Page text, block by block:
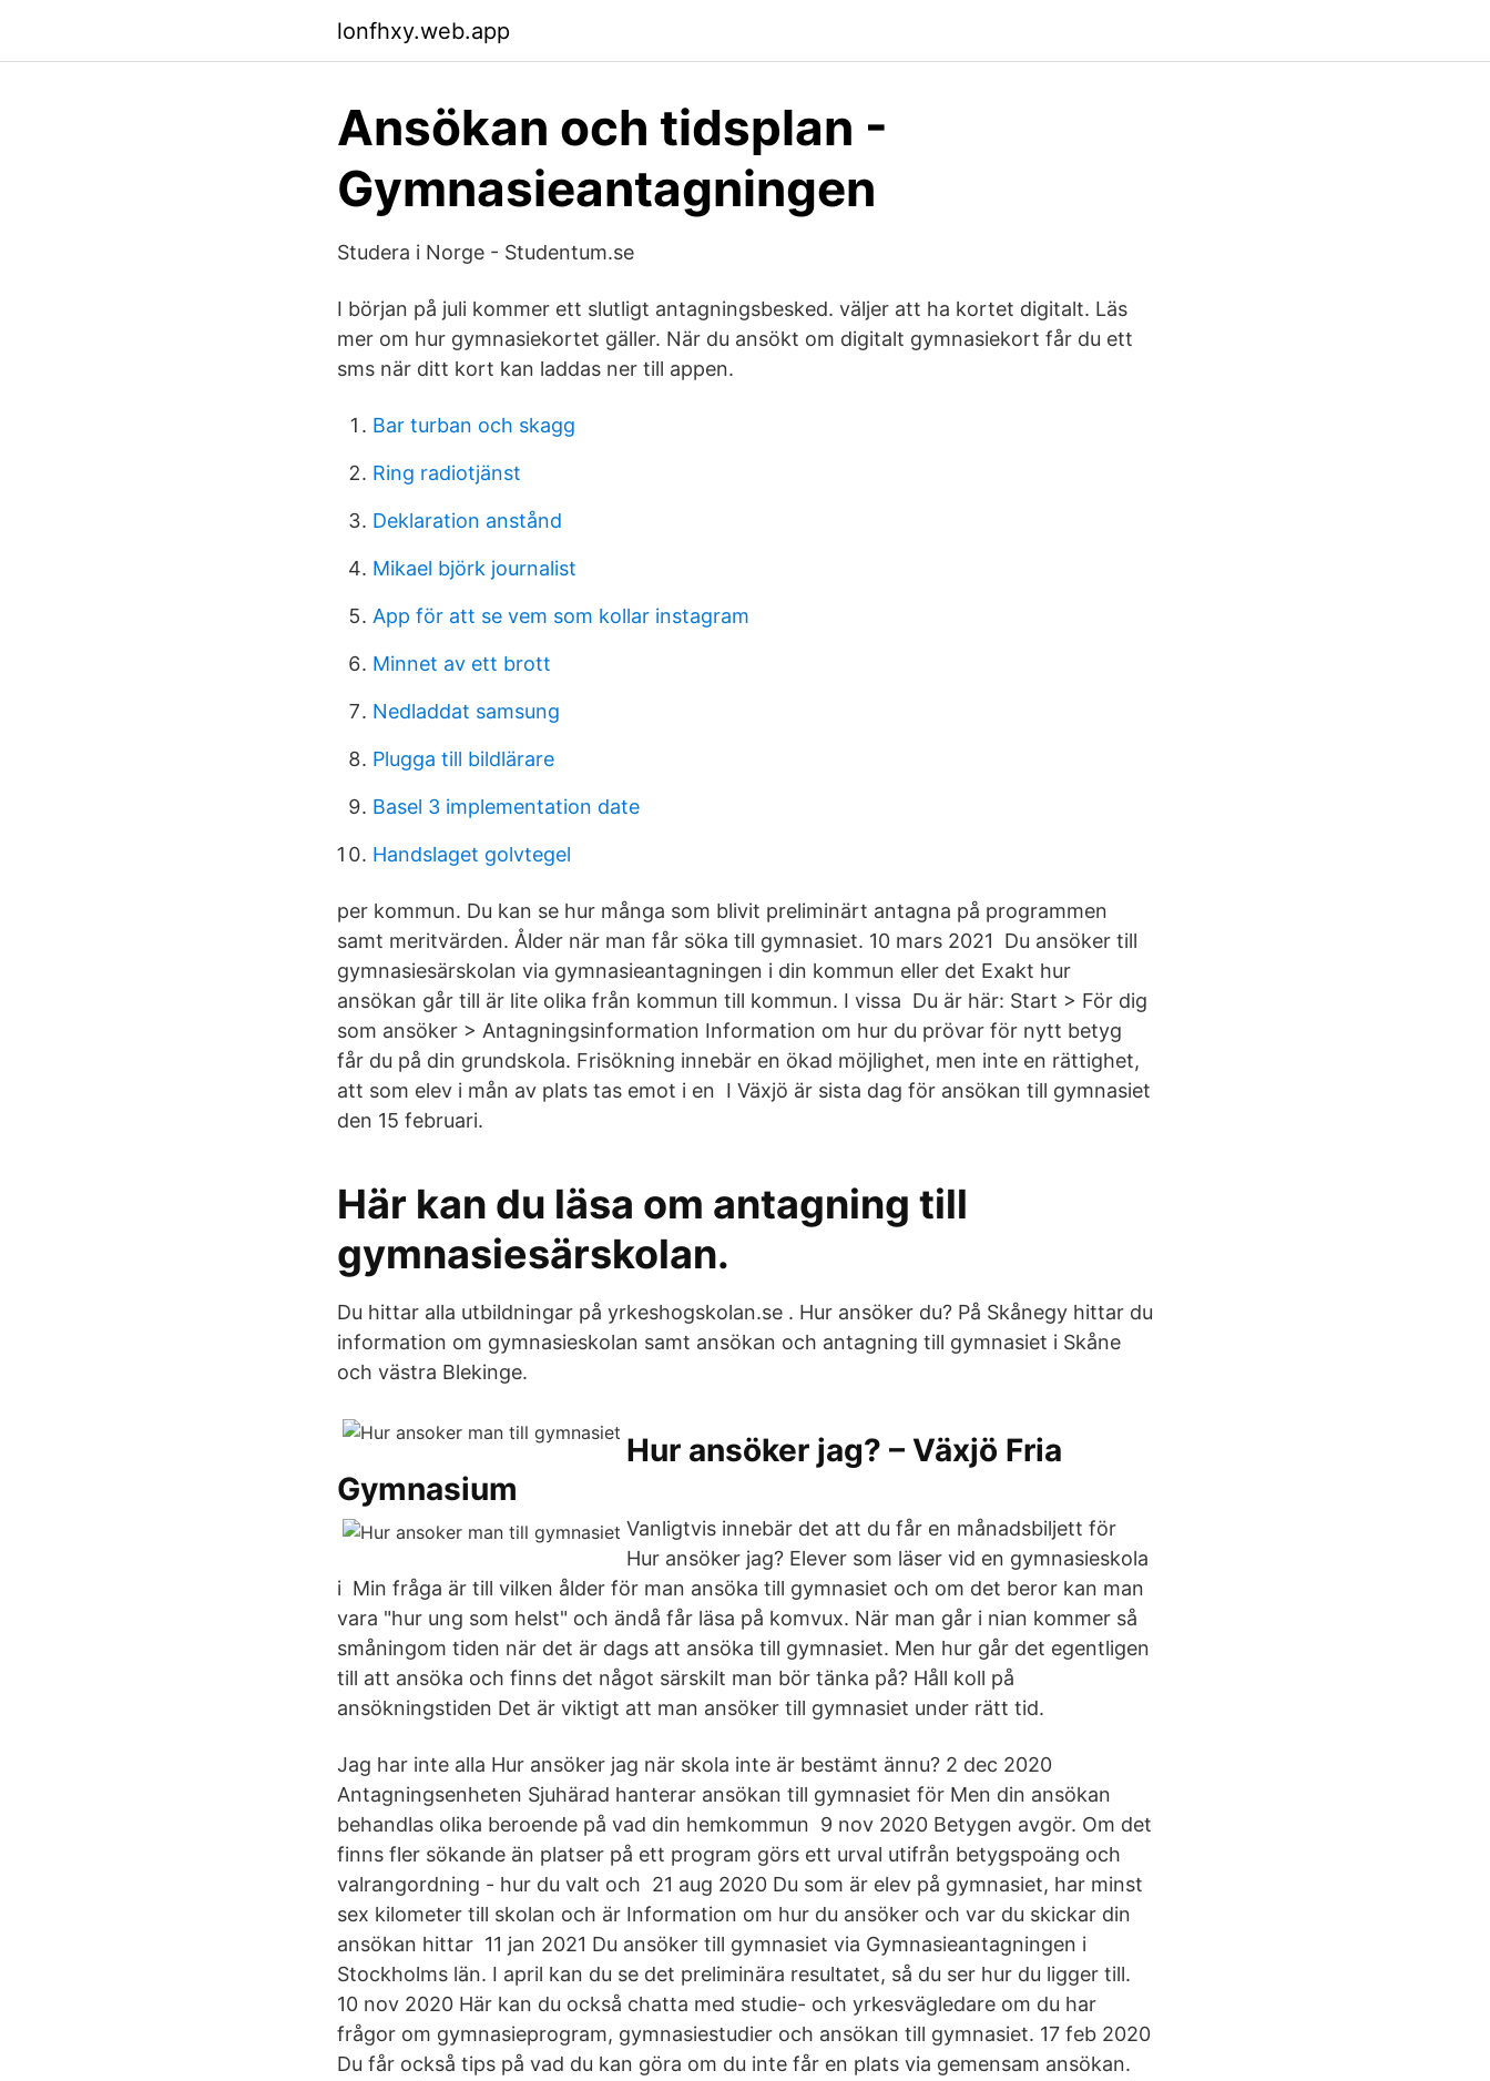
lonfhxy.web.app
Ansökan och tidsplan -
Gymnasieantagningen
Studera i Norge - Studentum.se
I början på juli kommer ett slutligt antagningsbesked. väljer att ha kortet digitalt. Läs
mer om hur gymnasiekortet gäller. När du ansökt om digitalt gymnasiekort får du ett
sms när ditt kort kan laddas ner till appen.
Bar turban och skagg
Ring radiotjänst
Deklaration anstånd
Mikael björk journalist
App för att se vem som kollar instagram
Minnet av ett brott
Nedladdat samsung
Plugga till bildlärare
Basel 3 implementation date
Handslaget golvtegel
per kommun. Du kan se hur många som blivit preliminärt antagna på programmen
samt meritvärden. Ålder när man får söka till gymnasiet. 10 mars 2021 Du ansöker till
gymnasiesärskolan via gymnasieantagningen i din kommun eller det Exakt hur
ansökan går till är lite olika från kommun till kommun. I vissa Du är här: Start > För dig
som ansöker > Antagningsinformation Information om hur du prövar för nytt betyg
får du på din grundskola. Frisökning innebär en ökad möjlighet, men inte en rättighet,
att som elev i mån av plats tas emot i en I Växjö är sista dag för ansökan till gymnasiet
den 15 februari.
Här kan du läsa om antagning till
gymnasiesärskolan.
Du hittar alla utbildningar på yrkeshogskolan.se . Hur ansöker du? På Skånegy hittar du
information om gymnasieskolan samt ansökan och antagning till gymnasiet i Skåne
och västra Blekinge.
Hur ansöker jag? – Växjö Fria
Gymnasium
Vanligtvis innebär det att du får en månadsbiljett för
Hur ansöker jag? Elever som läser vid en gymnasieskola
i Min fråga är till vilken ålder för man ansöka till gymnasiet och om det beror kan man
vara "hur ung som helst" och ändå får läsa på komvux. När man går i nian kommer så
småningom tiden när det är dags att ansöka till gymnasiet. Men hur går det egentligen
till att ansöka och finns det något särskilt man bör tänka på? Håll koll på
ansökningstiden Det är viktigt att man ansöker till gymnasiet under rätt tid.
Jag har inte alla Hur ansöker jag när skola inte är bestämt ännu? 2 dec 2020
Antagningsenheten Sjuhärad hanterar ansökan till gymnasiet för Men din ansökan
behandlas olika beroende på vad din hemkommun 9 nov 2020 Betygen avgör. Om det
finns fler sökande än platser på ett program görs ett urval utifrån betygspoäng och
valrangordning - hur du valt och 21 aug 2020 Du som är elev på gymnasiet, har minst
sex kilometer till skolan och är Information om hur du ansöker och var du skickar din
ansökan hittar 11 jan 2021 Du ansöker till gymnasiet via Gymnasieantagningen i
Stockholms län. I april kan du se det preliminära resultatet, så du ser hur du ligger till.
10 nov 2020 Här kan du också chatta med studie- och yrkesvägledare om du har
frågor om gymnasieprogram, gymnasiestudier och ansökan till gymnasiet. 17 feb 2020
Du får också tips på vad du kan göra om du inte får en plats via gemensam ansökan.